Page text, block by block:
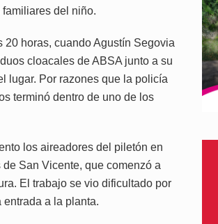
del niño.
20 horas, cuando Agustín Segovia
cloacales de ABSA junto a su
lugar. Por razones que la policía
terminó dentro de uno de los
los aireadores del piletón en
San Vicente, que comenzó a
El trabajo se vio dificultado por
entrada a la planta.